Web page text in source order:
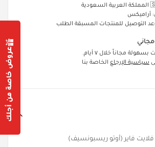
أراميكس
التوصيل للمنتجات المسبقة الطلب
مجاناً خلال ٧ أيام.
سياسية الإرجاع الخاصة بنا
فلايت فاير (أوتو ريسبونسيف)
عروض خاصة من أجلك